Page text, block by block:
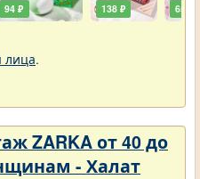
94 ₽ 138 ₽ 65 ₽
лица.
ZARKA от 40 до
- Халат